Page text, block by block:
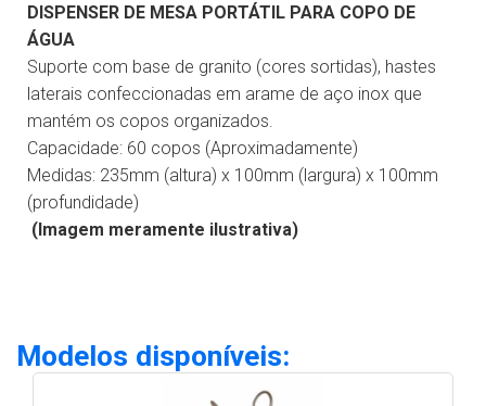
DISPENSER DE MESA PORTÁTIL PARA COPO DE
ÁGUA
Suporte com base de granito (cores sortidas), hastes
laterais confeccionadas em arame de aço inox que
mantém os copos organizados.
Capacidade: 60 copos (Aproximadamente)
Medidas: 235mm (altura) x 100mm (largura) x 100mm
(profundidade)
(Imagem meramente ilustrativa)
Modelos disponíveis: